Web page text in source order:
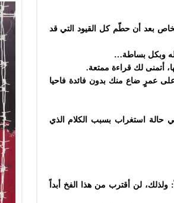
بعد أن حطّم كل القيود التي قد
وبكل بساطة…
أتمنى لك قراءة ممتعة.
عمرٍ ضاع منك بدون فائدة فاحيا
حالة استغراب بسبب الكلام الذي
ولذلك، لن أقترب من هذا الفخ أبداً